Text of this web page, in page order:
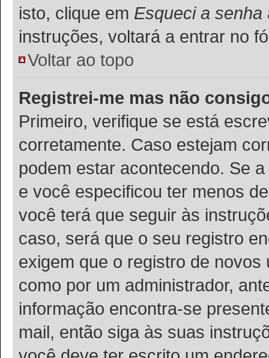
isto, clique em Esqueci a senha
instruções, voltará a entrar no
Voltar ao topo
Registrei-me mas não
Primeiro, verifique se está
corretamente. Caso estejam
podem estar acontecendo. Se
e você especificou ter menos
você terá que seguir às
caso, será que o seu registro
exigem que o registro de
como por um administrador,
informação encontra-se
mail, então siga às suas